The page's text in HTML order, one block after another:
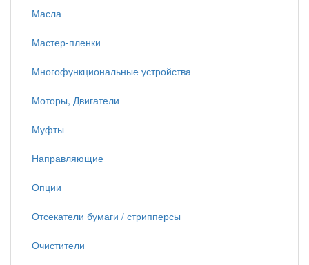
Масла
Мастер-пленки
Многофункциональные устройства
Моторы, Двигатели
Муфты
Направляющие
Опции
Отсекатели бумаги / стрипперсы
Очистители